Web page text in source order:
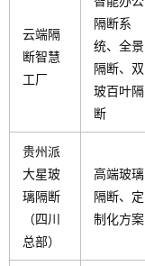
云端隔
断智慧
工厂
隔断系
统、全景
隔断、双
玻百叶隔
断
贵州派
大星玻
璃隔断
（四川
总部）
高端玻璃
隔断、定
制化方案